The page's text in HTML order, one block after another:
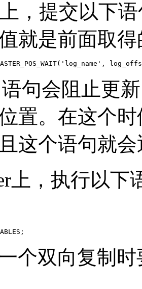
，提交以下
就是前面取
语句会阻止更
置。在这个时
这个语句就
上，执行以下
个双向复制